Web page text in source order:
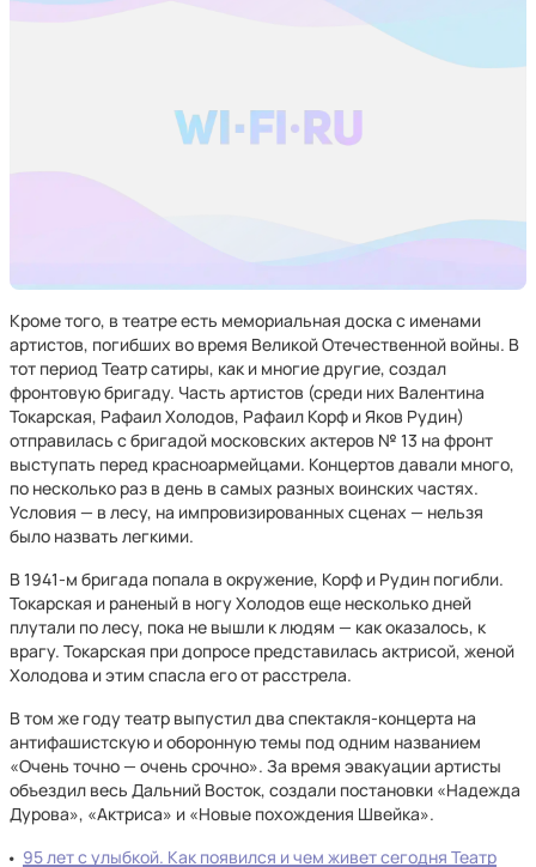
Кроме того, в театре есть мемориальная доска с именами
артистов, погибших во время Великой Отечественной войны. В
тот период Театр сатиры, как и многие другие, создал
фронтовую бригаду. Часть артистов (среди них Валентина
Токарская, Рафаил Холодов, Рафаил Корф и Яков Рудин)
отправилась с бригадой московских актеров № 13 на фронт
выступать перед красноармейцами. Концертов давали много,
по несколько раз в день в самых разных воинских частях.
Условия — в лесу, на импровизированных сценах — нельзя
было назвать легкими.
В 1941-м бригада попала в окружение, Корф и Рудин погибли.
Токарская и раненый в ногу Холодов еще несколько дней
плутали по лесу, пока не вышли к людям — как оказалось, к
врагу. Токарская при допросе представилась актрисой, женой
Холодова и этим спасла его от расстрела.
В том же году театр выпустил два спектакля-концерта на
антифашистскую и оборонную темы под одним названием
«Очень точно — очень срочно». За время эвакуации артисты
объездил весь Дальний Восток, создали постановки «Надежда
Дурова», «Актриса» и «Новые похождения Швейка».
95 лет с улыбкой. Как появился и чем живет сегодня Театр